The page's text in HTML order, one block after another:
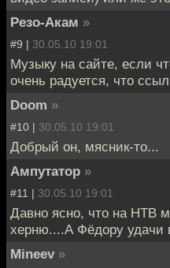
Резо-Акам »
#9 | 30.05.10 19:01
Музыку на сайте, если
очень радуется, что
Doom »
#10 | 30.05.10 19:01
Добрый он, мясник-то...
Ампутатор »
#11 | 30.05.10 19:01
Давно ясно, что на НТВ
херню....А Фёдору удачи
Mineev »